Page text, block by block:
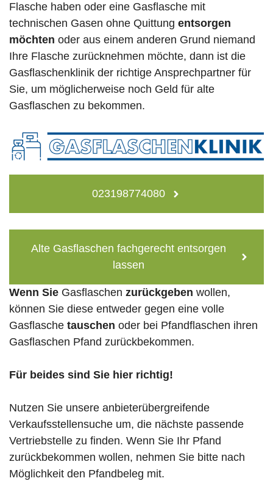
Flasche haben oder eine Gasflasche mit
technischen Gasen ohne Quittung entsorgen
möchten oder aus einem anderen Grund niemand
Ihre Flasche zurücknehmen möchte, dann ist die
Gasflaschenklinik der richtige Ansprechpartner für
Sie, um möglicherweise noch Geld für alte
Gasflaschen zu bekommen.
023198774080
Alte Gasflaschen fachgerecht entsorgen
lassen
Wenn Sie Gasflaschen zurückgeben wollen,
können Sie diese entweder gegen eine volle
Gasflasche tauschen oder bei Pfandflaschen ihren
Gasflaschen Pfand zurückbekommen.
Für beides sind Sie hier richtig!
Nutzen Sie unsere anbieterübergreifende
Verkaufsstellensuche um, die nächste passende
Vertriebstelle zu finden. Wenn Sie Ihr Pfand
zurückbekommen wollen, nehmen Sie bitte nach
Möglichkeit den Pfandbeleg mit.